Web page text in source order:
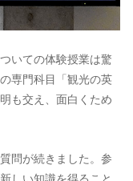
いての体験授業は驚
専門科目「観光の英
も交え、面白くため
問が続きました。参